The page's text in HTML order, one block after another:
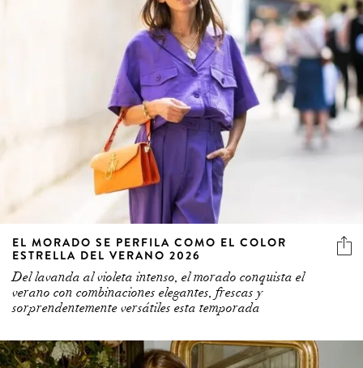
EL MORADO SE PERFILA COMO EL COLOR
ESTRELLA DEL VERANO 2026
Del lavanda al violeta intenso, el morado conquista el
verano con combinaciones elegantes, frescas y
sorprendentemente versátiles esta temporada